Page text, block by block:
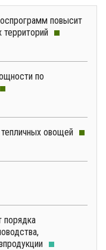
повысит
по
овощей
порядка